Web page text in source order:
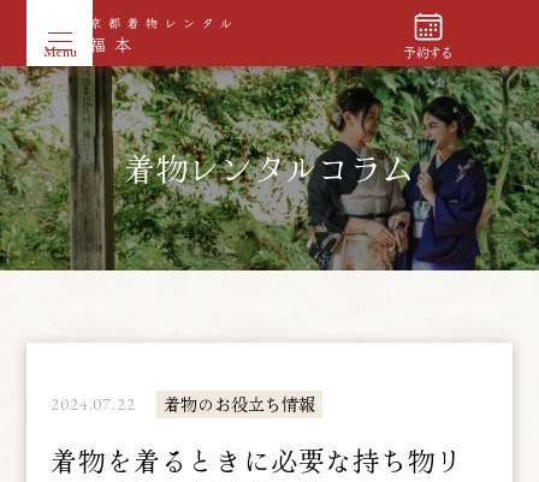
予約する
着物レンタルコラム
着物を着るときに必要な持ち物リ
2024.07.22 着物のお役立ち情報